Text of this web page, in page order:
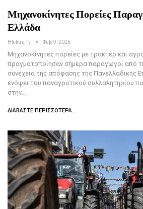
Μηχανοκίνητες Πορείες
Ελλάδα
Hlektra Tv Φεβ 9, 2026
Μηχανοκίνητες πορείες με τρακτέρ και
πραγματοποίησαν σήμερα παραγωγοί από
συνέχεια της απόφασης της Πανελλαδικής
ενόψει του παναγροτικού συλλαλητηρίου
στην…
ΔΙΑΒΆΣΤΕ ΠΕΡΙΣΣΌΤΕΡΑ...